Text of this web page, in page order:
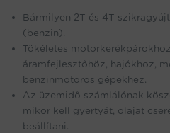
Bármilyen 2T és 4T
(benzin).
Tökéletes
áramfejlesztőhöz, hajókhoz,
benzinmotoros gépekhez.
Az üzemidő számlálónak
mikor kell gyertyát, olajat
beállítani.